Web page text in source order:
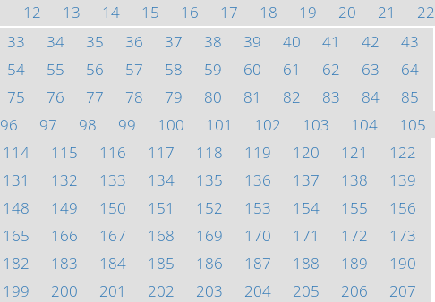
12 13 14 15 16 17 18 19 20 21
22
33 34 35 36 37 38 39 40 41 42
43
54 55 56 57 58 59 60 61 62 63
64
75 76 77 78 79 80 81 82 83 84
85
96 97 98 99 100 101 102 103 104
105
114 115 116 117 118 119 120 121
122
131 132 133 134 135 136 137 138
139
148 149 150 151 152 153 154 155
156
165 166 167 168 169 170 171 172
173
182 183 184 185 186 187 188 189
190
199 200 201 202 203 204 205 206
207